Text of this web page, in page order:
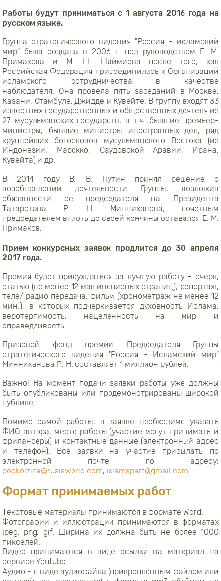
Работы будут приниматься с 1 августа 2016 года на
русском языке.
Группа стратегического видения "Россия - исламский
мир" была создана в 2006 г. под руководством Е. М.
Примакова и М. Ш. Шаймиева после того, как
Российская Федерация присоединилась к Организации
исламского сотрудничества в качестве
наблюдателя. Она провела пять заседаний в Москве,
Казани, Стамбуле, Джидде и Кувейте. В группу входят 33
известных государственных и общественных деятеля из
27 мусульманских государств, в т.ч. бывшие премьер-
министры, бывшие министры иностранных дел, ряд
крупнейших богословов мусульманского Востока (из
Индонезии, Марокко, Саудовской Аравии, Ирана,
Кувейта) и др.
В 2014 году В. В. Путин принял решение о
возобновлении деятельности Группы, возложив
обязанности ее председателя на Президента
Татарстана Р. Н. Минниханова, почетным
председателем вплоть до своей кончины оставался Е. М.
Примаков.
Прием конкурсных заявок продлится до 30 апреля
2017 года.
Премия будет присуждаться за лучшую работу – очерк,
статью (не менее 12 машинописных страниц), репортаж,
теле/ радио передача, фильм (хронометраж не менее 12
мин.), в которых подчеркивается духовность Ислама,
веротерпимость, нацеленность на мир и
справедливость.
Призовой фонд премии Председателя Группы
стратегического видения "Россия - Исламский мир"
Минниханова Р. Н. составляет 1 миллион рублей.
Важно! На момент подачи заявки работы уже должны
быть опубликованы или продемонстрированы широкой
публике.
Помимо самой работы, в заявке необходимо указать
ФИО автора, место работы (участие могут принимать и
фрилансеры) и контактные данные (электронный адрес
и телефон). Все заявки на участие присылать по
электронной почте по адресу:
podkolzina@rusisworld.com, islamspart@gmail.com.
Формат принимаемых работ
Текстовые материалы принимаются в формате Word.
Фотографии и иллюстрации принимаются в форматах
jpeg, png, gif. Ширина их должна быть не более 1000
пикселей.
Видео принимаются в виде ссылки на материал на
сервисе Youtube.
Аудио - в виде аудиофайла (прикреплённым файлом или